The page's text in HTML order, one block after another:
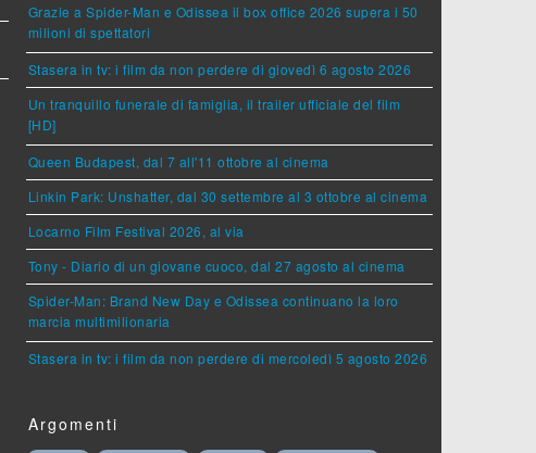
Grazie a Spider-Man e Odissea il box office 2026 supera i 50
milioni di spettatori
Stasera in tv: i film da non perdere di giovedì 6 agosto 2026
Un tranquillo funerale di famiglia, il trailer ufficiale del film
[HD]
Queen Budapest, dal 7 all'11 ottobre al cinema
Linkin Park: Unshatter, dal 30 settembre al 3 ottobre al cinema
Locarno Film Festival 2026, al via
Tony - Diario di un giovane cuoco, dal 27 agosto al cinema
Spider-Man: Brand New Day e Odissea continuano la loro
marcia multimilionaria
Stasera in tv: i film da non perdere di mercoledì 5 agosto 2026
Argomenti